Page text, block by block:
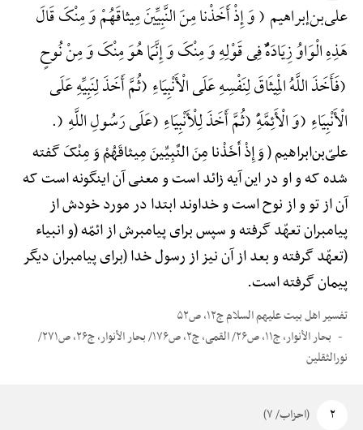
علی‌بن‌إبراهیم ( وَ إِذْ أَخَذْنا مِنَ النَّبِیِّینَ مِیثاقَهُمْ وَ مِنْکَ قَالَ
هَذِهِ الْوَاوُ زِیَادَهًٌْ فِی قَوْلِهِ وَ مِنْکَ وَ إِنَّمَا هُوَ مِنْکَ وَ مِنْ نُوحٍ
(فَأَخَذَ اللَّهُ الْمِیثَاقَ لِنَفْسِهِ عَلَی الْأَنْبِیَاءِ (ثُمَّ أَخَذَ لِنَبِیِّهِ عَلَی
الْأَنْبِیَاءِ (وَ الْأَئِمَّهًِْ (ثُمَّ أَخَذَ لِلْأَنْبِیَاءِ (عَلَی رَسُولِ اللَّهِ (.
علیّ‌بن‌ابراهیم ( وَ إِذْ أَخَذْنا مِنَ النَّبِیِّینَ مِیثاقَهُمْ وَ مِنْکَ گفته
شده که و او در این آیه زائد است و معنی آن اینگونه است که
آن از تو و از نوح است و خداوند ابتدا در مورد خودش از
پیامبران تعهّد گرفته و سپس برای پیامبرش از ائمّه (و انبیاء
(تعهّد گرفته و بعد از آن نیز از رسول خدا (برای پیامبران دیگر
پیمان گرفته است.
تفسیر اهل بیت علیهم السلام ج۱۲، ص۵۲
بحار الأنوار، ج۱۱، ص۲۶/ القمی، ج۲، ص۱۷۶/ بحار الأنوار، ج۲۶، ص۲۷۱/
نورالثقلین
۲ (احزاب/ ۷)